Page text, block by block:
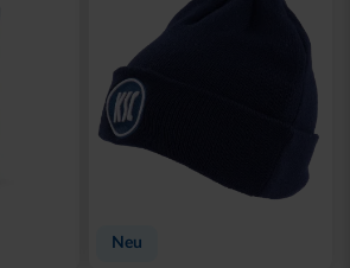
Neu